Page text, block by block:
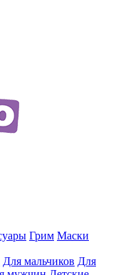
Грим Маски
Для мальчиков Для